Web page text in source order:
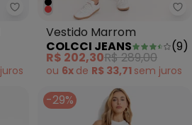
Colcci Jeans - Vestido Jeans Cj
juros
Vestido Marrom
COLCCI JEANS
(9)
R$ 202,30R$ 289,00
ou 6x de R$ 33,71 sem juros
-29%